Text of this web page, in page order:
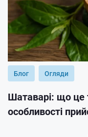
Блог Огляди
Шатаварі: що це
особливості